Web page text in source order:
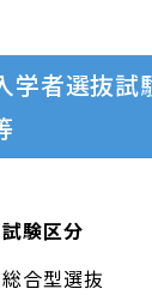
学者選抜試
試験区分
総合型選抜